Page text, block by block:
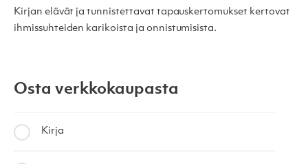
Kirjan elävät ja tunnistettavat tapauskertomukset kertovat
ihmissuhteiden karikoista ja onnistumisista.
Osta verkkokaupasta
Kirja